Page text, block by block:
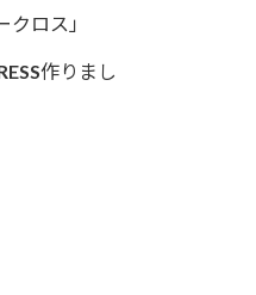
クロス」
作りまし